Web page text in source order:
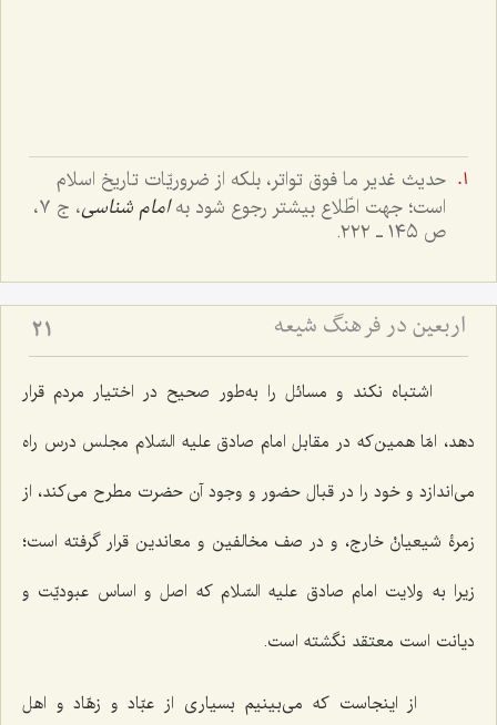
حدیث غدیر ما فوق تواتر، بلکه از ضروریّات تاریخ اسلام
است؛ جهت اطّلاع بیشتر رجوع شود بهامام شناسی
، ج ٧،
ص ١٤٥ ـ ٢٢٢.
اربعین در فرهنگ شیعه 21
اشتباه نکند و مسائل را به‌طور صحیح در اختیار مردم قرار
دهد، امّا همین‌که در مقابل امام صادق علیه السّلام مجلس درس راه
می‌اندازد و خود را در قبال حضور و وجود آن حضرت مطرح می‌کند، از
زمرۀ شیعیانْ خارج، و در صف مخالفین و معاندین قرار گرفته است؛
زیرا به ولایت امام صادق علیه السّلام که اصل و اساس عبودیّت و
دیانت است معتقد نگشته است.
از اینجاست که می‌بینیم بسیاری از عبّاد و زهّاد و اهل